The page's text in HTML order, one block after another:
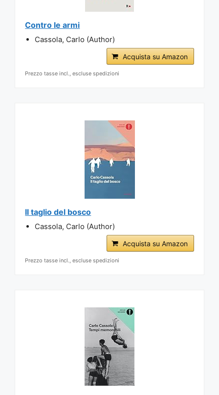
Contro le armi
Cassola, Carlo (Author)
Acquista su Amazon
Prezzo tasse incl., escluse spedizioni
Il taglio del bosco
Cassola, Carlo (Author)
Acquista su Amazon
Prezzo tasse incl., escluse spedizioni